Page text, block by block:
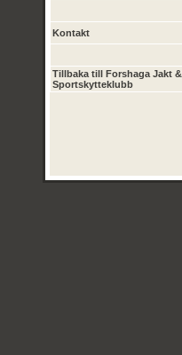
Kontakt
Tillbaka till Forshaga Jakt &
Sportskytteklubb